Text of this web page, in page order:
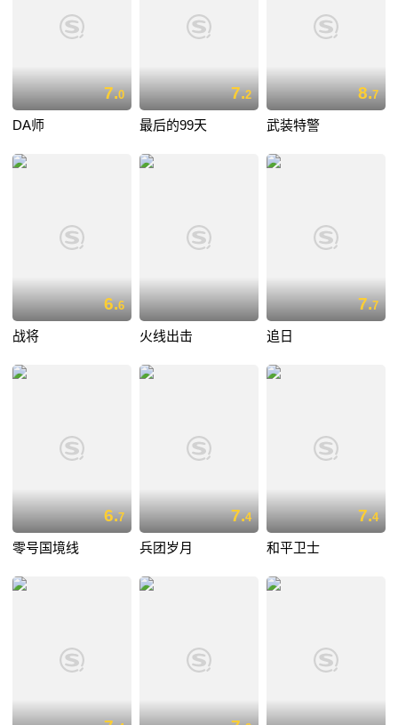
7.0
DA师
7.2
最后的99天
8.7
武装特警
6.6
战将 火线出击
7.7
追日
6.7
零号国境线
7.4
兵团岁月
7.4
和平卫士